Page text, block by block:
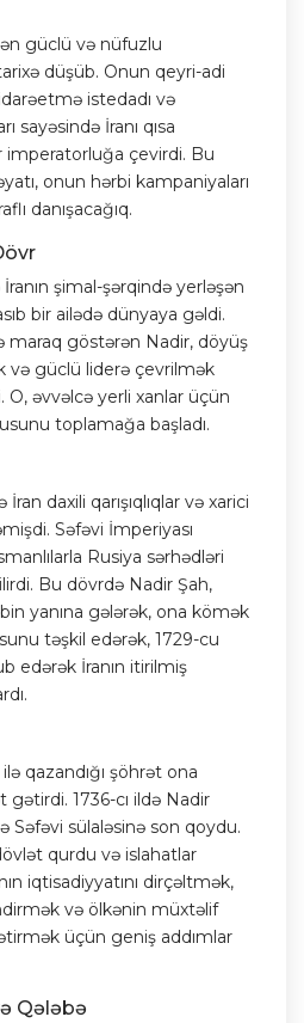
güclü və nüfuzlu
düşüb. Onun qeyri-adi
istedadı və
sayəsində İranı qısa
çevirdi. Bu
onun hərbi kampaniyaları
danışacağıq.
şimal-şərqində yerləşən
bir ailədə dünyaya gəldi.
maraq göstərən Nadir, döyüş
və güclü liderə çevrilmək
əvvəlcə yerli xanlar üçün
toplamağa başladı.
daxili qarışıqlıqlar və xarici
Səfəvi İmperiyası
Rusiya sərhədləri
Bu dövrdə Nadir Şah,
yanına gələrək, ona kömək
təşkil edərək, 1729-cu
edərək İranın itirilmiş
qazandığı şöhrət ona
1736-cı ildə Nadir
Səfəvi sülaləsinə son qoydu.
qurdu və islahatlar
iqtisadiyyatını dirçəltmək,
və ölkənin müxtəlif
üçün geniş addımlar
Qələbə